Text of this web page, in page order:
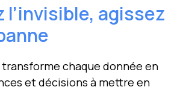
l’invisible, agissez
chaque donnée en
et décisions à mettre en